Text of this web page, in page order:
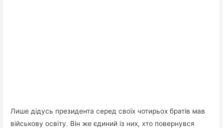
Лише дідусь президента серед своїх чотирьох братів мав
військову освіту. Він же єдиний із них, хто повернувся